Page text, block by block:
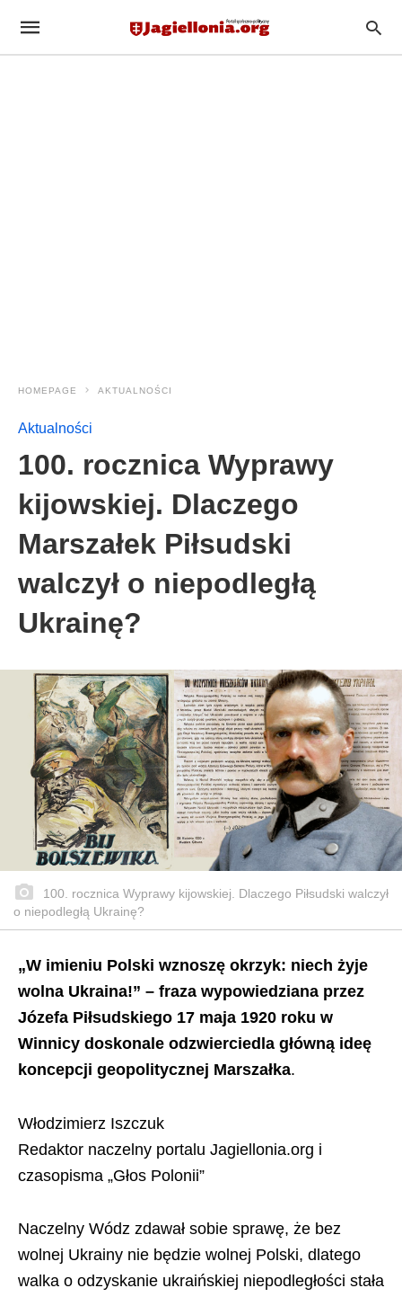
HOMEPAGE AKTUALNOŚCI
Aktualności
100. rocznica Wyprawy
kijowskiej. Dlaczego
Marszałek Piłsudski
walczył o niepodległą
Ukrainę?
100. rocznica Wyprawy kijowskiej. Dlaczego Piłsudski walczył
o niepodległą Ukrainę?
„W imieniu Polski wznoszę okrzyk: niech żyje
wolna Ukraina!” – fraza wypowiedziana przez
Józefa Piłsudskiego 17 maja 1920 roku w
Winnicy doskonale odzwierciedla główną ideę
koncepcji geopolitycznej Marszałka.
Włodzimierz Iszczuk
Redaktor naczelny portalu Jagiellonia.org i
czasopisma „Głos Polonii”
Naczelny Wódz zdawał sobie sprawę, że bez
wolnej Ukrainy nie będzie wolnej Polski, dlatego
walka o odzyskanie ukraińskiej niepodległości stała